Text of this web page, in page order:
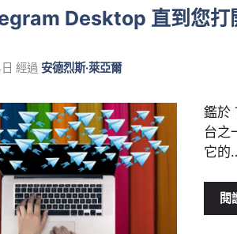
Desktop 直到您打
經過 安德烈斯·萊亞爾
鑑於
台之
它的
閱